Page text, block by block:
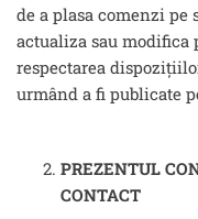
de a plasa comenzi
actualiza sau
respectarea
urmând a fi publicate
PREZENTUL
CONTACT